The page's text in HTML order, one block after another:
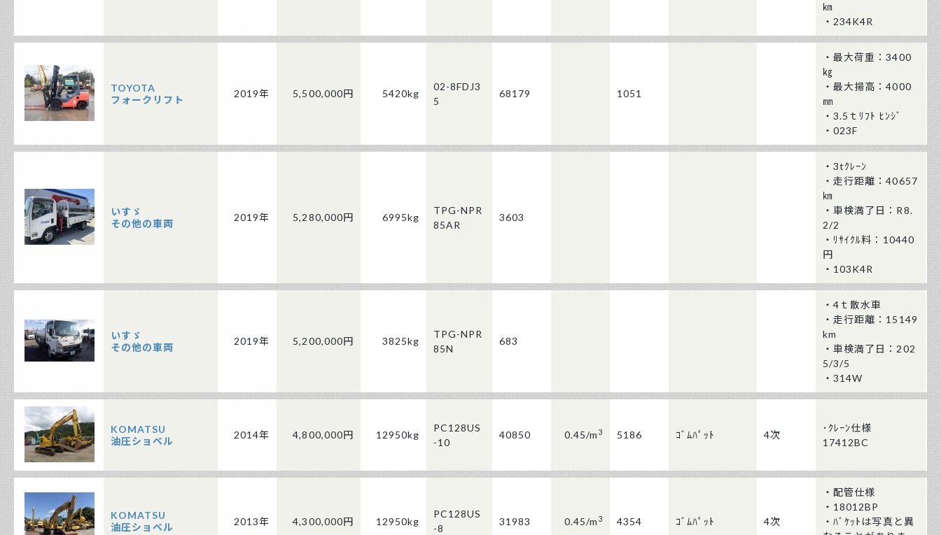
㎞
・234K4R
TOYOTA
フォークリフト
2019年 5,500,000円 5420kg
02-8FDJ3
5
68179 1051
・最大荷重：3400
㎏
・最大揚高：4000
㎜
・3.5ｔﾘﾌﾄ ﾋﾝｼﾞ
・023F
いすゞ
その他の車両
2019年 5,280,000円 6995kg
TPG-NPR
85AR
3603
・3tｸﾚｰﾝ
・走行距離：40657
㎞
・車検満了日：R8.
2/2
・ﾘｻｲｸﾙ料：10440
円
・103K4R
いすゞ
その他の車両
2019年 5,200,000円 3825kg
TPG-NPR
85N
683
・4ｔ散水車
・走行距離：15149
km
・車検満了日：202
5/3/5
・314W
KOMATSU
油圧ショベル
2014年 4,800,000円 12950kg
PC128US
-10
40850 0.45/m 3 5186 ｺﾞﾑﾊﾟｯﾄ 4次
･ｸﾚｰﾝ仕様
17412BC
KOMATSU
油圧ショベル
2013年 4,300,000円 12950kg
PC128US
-8
31983 0.45/m 3 4354 ｺﾞﾑﾊﾟｯﾄ 4次
・配管仕様
・18012BP
・ﾊﾞｹｯﾄは写真と異